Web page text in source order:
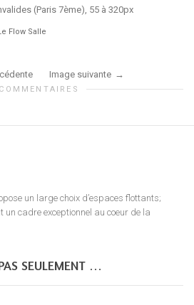
(Paris 7ème), 55 à 320px
Flow Salle
Image suivante
un large choix d’espaces flottants;
un cadre exceptionnel au coeur de la
SEULEMENT …